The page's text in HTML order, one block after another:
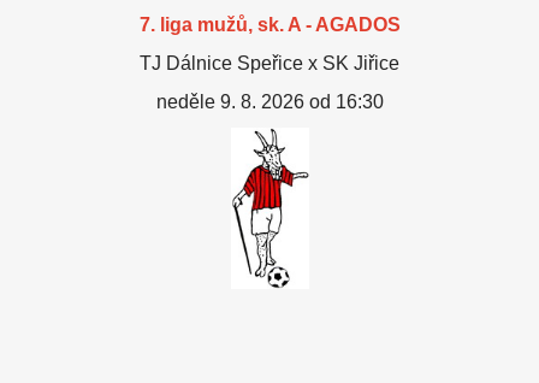
7. liga mužů, sk. A - AGADOS
TJ Dálnice Speřice x SK Jiřice
neděle 9. 8. 2026 od 16:30